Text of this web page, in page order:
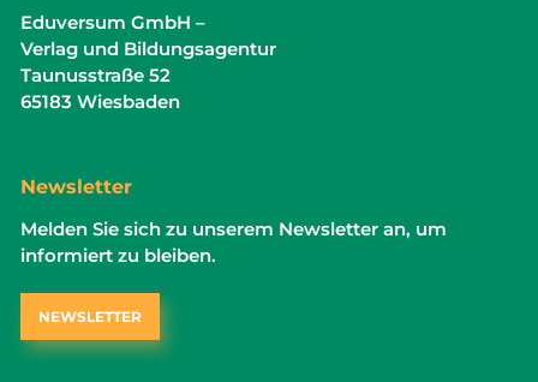
Eduversum GmbH –
Verlag und Bildungsagentur
Taunusstraße 52
65183 Wiesbaden
Newsletter
Melden Sie sich zu unserem Newsletter an, um
informiert zu bleiben.
NEWSLETTER